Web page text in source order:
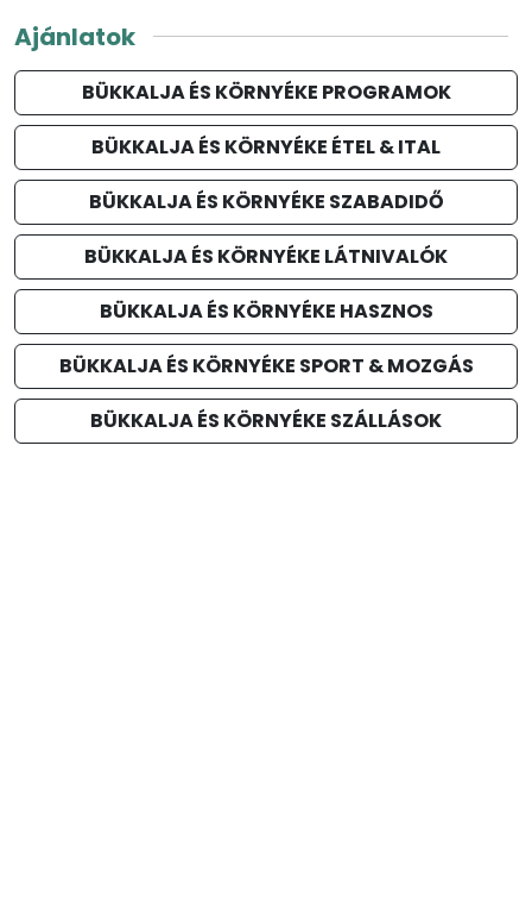
Ajánlatok
BÜKKALJA ÉS KÖRNYÉKE PROGRAMOK
BÜKKALJA ÉS KÖRNYÉKE ÉTEL & ITAL
BÜKKALJA ÉS KÖRNYÉKE SZABADIDŐ
BÜKKALJA ÉS KÖRNYÉKE LÁTNIVALÓK
BÜKKALJA ÉS KÖRNYÉKE HASZNOS
BÜKKALJA ÉS KÖRNYÉKE SPORT & MOZGÁS
BÜKKALJA ÉS KÖRNYÉKE SZÁLLÁSOK